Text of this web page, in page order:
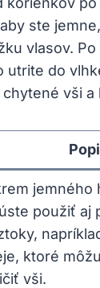
ste
vlasov.
utrite do
vši a
jemného
použiť aj
ktoré
vši.